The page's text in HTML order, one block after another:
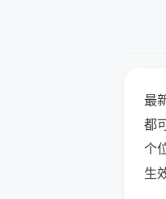
最
都
个
生